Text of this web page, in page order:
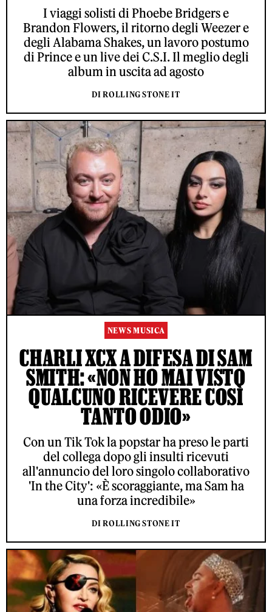
I viaggi solisti di Phoebe Bridgers e
Brandon Flowers, il ritorno degli Weezer e
degli Alabama Shakes, un lavoro postumo
di Prince e un live dei C.S.I. Il meglio degli
album in uscita ad agosto
DI ROLLING STONE IT
NEWS MUSICA
CHARLI XCX A DIFESA DI SAM
SMITH: «NON HO MAI VISTO
QUALCUNO RICEVERE COSÌ
TANTO ODIO»
Con un Tik Tok la popstar ha preso le parti
del collega dopo gli insulti ricevuti
all'annuncio del loro singolo collaborativo
'In the City': «È scoraggiante, ma Sam ha
una forza incredibile»
DI ROLLING STONE IT